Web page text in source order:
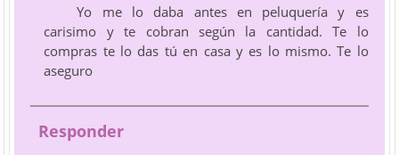
Yo me lo daba antes en peluquería y es
carisimo y te cobran según la cantidad. Te lo
compras te lo das tú en casa y es lo mismo. Te lo
aseguro
Responder